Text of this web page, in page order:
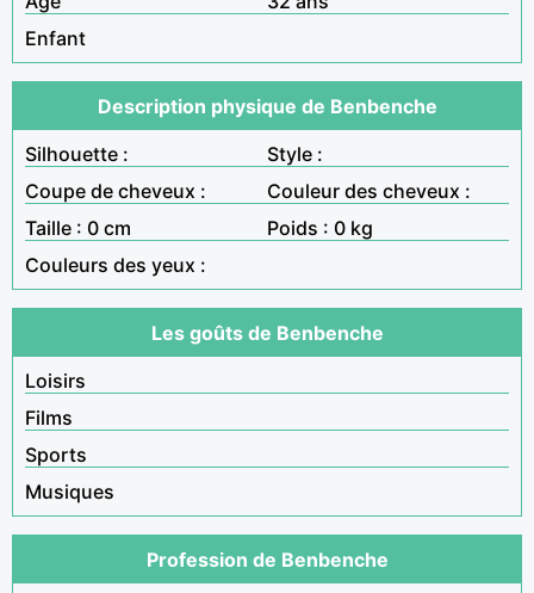
Enfant
Description physique de Benbenche
Silhouette :
Style :
Coupe de cheveux :
Couleur des cheveux :
Taille : 0 cm
Poids : 0 kg
Couleurs des yeux :
Les goûts de Benbenche
Loisirs
Films
Sports
Musiques
Profession de Benbenche